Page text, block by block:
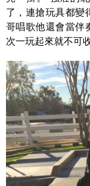
了，連搶玩具都變
哥唱歌他還會當伴
次一玩起來就不可